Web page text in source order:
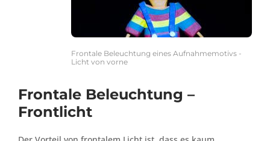
Frontale Beleuchtung eines Aufnahmemotivs -
Licht von vorne
Frontale Beleuchtung –
Frontlicht